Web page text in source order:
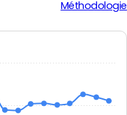
Méthodologie